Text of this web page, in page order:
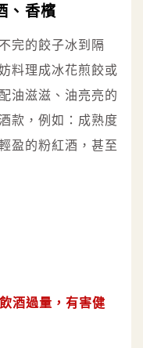
、香檳
完的餃子冰到隔
料理成冰花煎餃或
油滋滋、油亮亮的
款，例如：成熟度
盈的粉紅酒，甚至
酒過量，有害健